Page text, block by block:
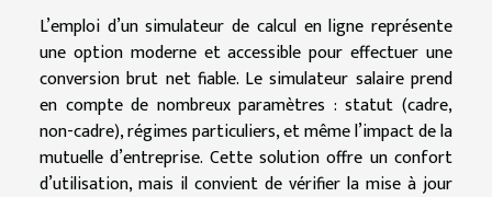
L’emploi d’un simulateur de calcul en ligne représente
une option moderne et accessible pour effectuer une
conversion brut net fiable. Le simulateur salaire prend
en compte de nombreux paramètres : statut (cadre,
non-cadre), régimes particuliers, et même l’impact de la
mutuelle d’entreprise. Cette solution offre un confort
d’utilisation, mais il convient de vérifier la mise à jour